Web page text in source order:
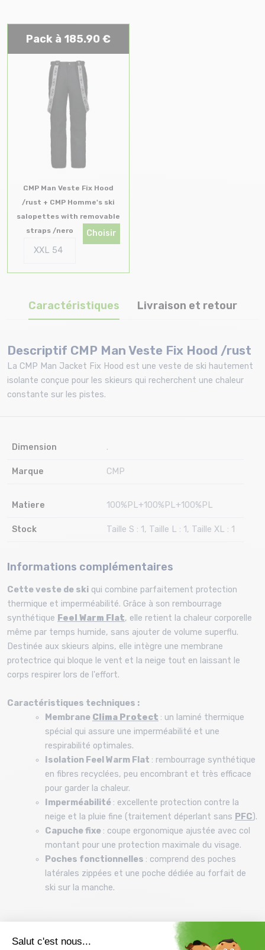
Pack à 185.90 €
CMP Man Veste Fix Hood
/rust + CMP Homme's ski
salopettes with removable
straps /nero
Choisir
Caractéristiques Livraison et retour
Descriptif CMP Man Veste Fix Hood /rust
La CMP Man Jacket Fix Hood est une veste de ski hautement
isolante conçue pour les skieurs qui recherchent une chaleur
constante sur les pistes.
Dimension .
Marque CMP
Matiere 100%PL+100%PL+100%PL
Stock Taille S : 1, Taille L : 1, Taille XL : 1
Informations complémentaires
Cette veste de ski qui combine parfaitement protection
thermique et imperméabilité. Grâce à son rembourrage
synthétique Feel Warm Flat, elle retient la chaleur corporelle
même par temps humide, sans ajouter de volume superflu.
Destinée aux skieurs alpins, elle intègre une membrane
protectrice qui bloque le vent et la neige tout en laissant le
corps respirer lors de l'effort.
Caractéristiques techniques :
Membrane Clima Protect : un laminé thermique
spécial qui assure une imperméabilité et une
respirabilité optimales.
Isolation Feel Warm Flat : rembourrage synthétique
en fibres recyclées, peu encombrant et très efficace
pour garder la chaleur.
Imperméabilité : excellente protection contre la
neige et la pluie fine (traitement déperlant sans PFC).
Capuche fixe : coupe ergonomique ajustée avec col
montant pour une protection maximale du visage.
Poches fonctionnelles : comprend des poches
latérales zippées et une poche dédiée au forfait de
ski sur la manche.
La doublure chaude
spécifique à CMP qui offre un